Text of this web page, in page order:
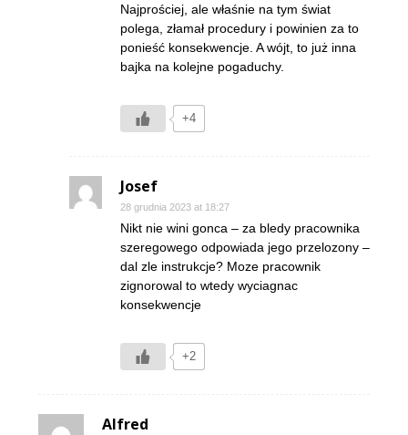
Najprościej, ale właśnie na tym świat
polega, złamał procedury i powinien za to
ponieść konsekwencje. A wójt, to już inna
bajka na kolejne pogaduchy.
+4
Josef
28 grudnia 2023 at 18:27
Nikt nie wini gonca – za bledy pracownika
szeregowego odpowiada jego przelozony –
dal zle instrukcje? Moze pracownik
zignorowal to wtedy wyciagnac
konsekwencje
+2
Alfred